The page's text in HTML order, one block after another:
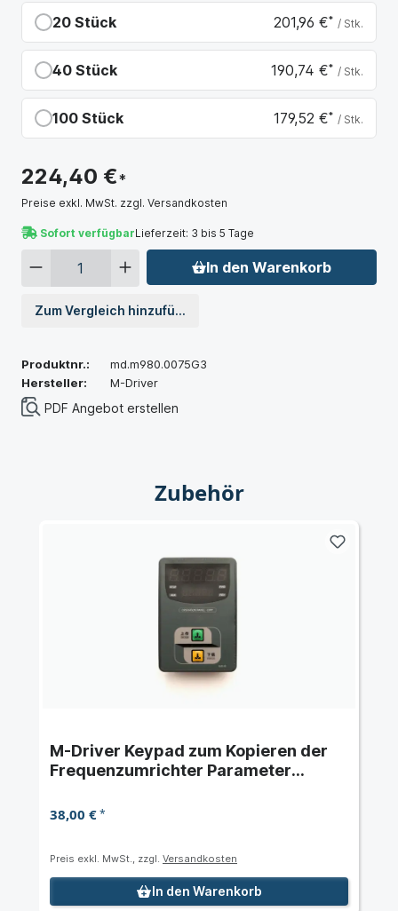
20 Stück 201,96 €* / Stk.
40 Stück 190,74 €* / Stk.
100 Stück 179,52 €* / Stk.
224,40 €*
Preise exkl. MwSt. zzgl. Versandkosten
Sofort verfügbarLieferzeit: 3 bis 5 Tage
In den Warenkorb
Zum Vergleich hinzufügen
Produktnr.:
md.m980.0075G3
Hersteller:
M-Driver
PDF Angebot erstellen
Zubehör
M-Driver Keypad zum Kopieren der
Frequenzumrichter Parameter
38,00 €*
Preis exkl. MwSt., zzgl. Versandkosten
In den Warenkorb